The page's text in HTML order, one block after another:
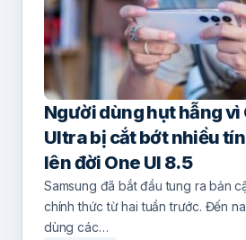
Người dùng hụt hẫng vì
Ultra bị cắt bớt nhiều
lên đời One UI 8.5
Samsung đã bắt đầu tung ra bản
chính thức từ hai tuần trước. Đến
dùng các…